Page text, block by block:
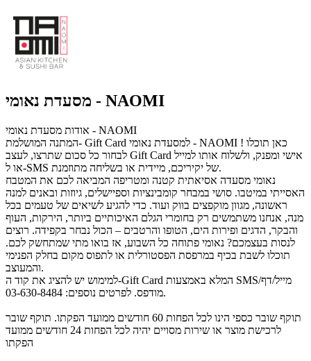
מסעדת נאומי - NAOMI
אודות מסעדת נאומי - NAOMI
המתנה המושלמת- Gift Card למסעדת נאומי - NAOMI ! כאן תוכלו
לבחור כל סכום שתרצו, לעצב Gift Card אישי ומפנק, ולשלוח אותו למייל
או ל-SMS של יקיריכם, מיידית או בשליחה מתוזמנת.
נאומי מסעדה אסיאתית קטנה ומטריפה המביאה לכם את המטבח
האסייתי במיטבו. סושי במבחר קומבינציות וספיישלים, גיוזות ובאנים למנה
ראשונה, מגוון מוקפצים בווק ועוד. כדי להגיע לשיאים של טעמים בכל
מנה, אנחנו משתמשים רק בחומרי הגלם האיכותיים ביותר, הירקות, העוף
והבקר, הדגים ופירות הים, הטופו והרטבים – הכול נבחר בקפידה. רוצים
לנסות בעצמכם? נאומי פתוחה כל השבוע, אז בואו מתי שמתחשק לכם.
תוכלו לשבת בכיף במרפסת הפסטורלית או לתפוס מקום בחלק הפנימי
והמעוצב.
למימוש יש להציג את קוד ה-Gift Card המלא באמצעות SMS/מייל/דף
מודפס. לפרטים נוספים: 03-630-8484.
תוקף שובר כספי הינו לכל הפחות 60 חודשים ממועד הפקתו. תוקף שובר
לרכישת מוצר או שירות מסויים יהיה לכל הפחות 24 חודשים ממועד
הפקתו